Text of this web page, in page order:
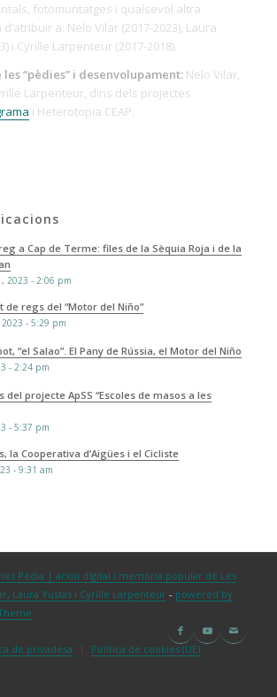
fotomuntatges i qualsevol altra
a: Nelo Vilar (2017-2023), Laura
i Cyrille Larpenteur (2017-2018).
“pèdies” i desenvolupament:Nelo Vilar,
Larpenteur, dins dels projectes
i Heterotopia CEAP.
a Cap de Terme: files de la Sèquia Roja i de la
2023 - 2:06 pm
de regs del “Motor del Niño”
- 5:29 pm
“el Salao”. El Pany de Rússia, el Motor del Niño
- 2:24 pm
del projecte ApSS “Escoles de masos a les
- 5:37 pm
la Cooperativa d’Aigües i el Cicliste
- 9:31 am
Pèdia | arxiu digital i memòria popular de Les
Laura Yustas i Cyrille Larpenteur - powered by
de privadesa Política de cookies (UE)